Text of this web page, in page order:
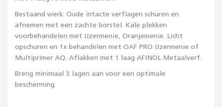
Bestaand werk: Oude intacte verflagen schuren en
afnemen met een zachte borstel. Kale plekken
voorbehandelen met IJzermenie, Oranjemenie. Licht
opschuren en 1x behandelen met OAF PRO IJzermenie of
Multiprimer AQ. Aflakken met 1 laag AFINOL Metaalverf.
Breng minimaal 3 lagen aan voor een optimale
bescherming.